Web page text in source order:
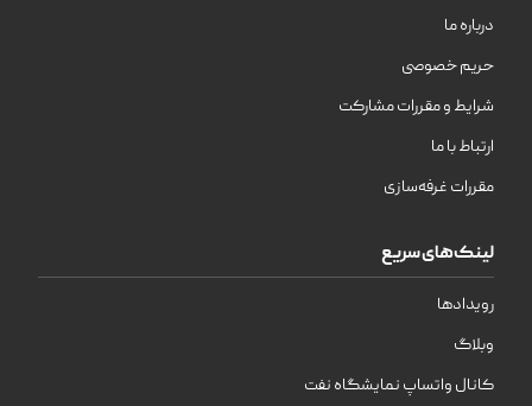
درباره ما
حریم خصوصی
شرایط و مقررات مشارکت
ارتباط با ما
مقررات غرفه‌سازی
لینک‌های سریع
رویدادها
وبلاگ
کانال واتساپ نمایشگاه نفت